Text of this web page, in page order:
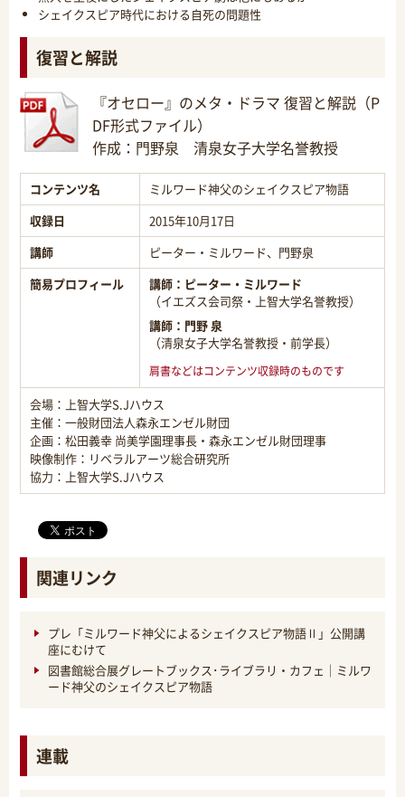
シェイクスピア時代における自死の問題性
復習と解説
『オセロー』のメタ・ドラマ 復習と解説 （P
DF形式ファイル）
作成：門野泉 清泉女子大学名誉教授
コンテンツ名
ミルワード神父のシェイクスピア物語
収録日
2015年10月17日
講師
ピーター・ミルワード、門野泉
簡易プロフィール
講師： ピーター・ミルワード
（イエズス会司祭・上智大学名誉教授）
講師： 門野 泉
（清泉女子大学名誉教授・前学長）
肩書などはコンテンツ収録時のものです
会場：上智大学S.Jハウス
主催：一般財団法人森永エンゼル財団
企画：松田義幸 尚美学園理事長・森永エンゼル財団理事
映像制作：リベラルアーツ総合研究所
協力：上智大学S.Jハウス
関連リンク
プレ「ミルワード神父によるシェイクスピア物語Ⅱ」公開講
座にむけて
図書館総合展グレートブックス･ライブラリ・カフェ｜ミルワ
ード神父のシェイクスピア物語
連載